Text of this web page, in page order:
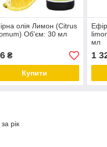
олія Лимон (Citrus
Об'єм: 30 мл
₴
Купити
мл
1
рік